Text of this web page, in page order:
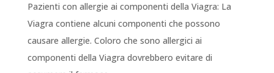
Pazienti con allergie ai componenti della Viagra: La
Viagra contiene alcuni componenti che possono
causare allergie. Coloro che sono allergici ai
componenti della Viagra dovrebbero evitare di